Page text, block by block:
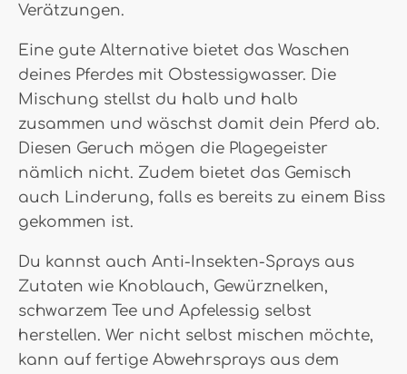
Verätzungen.
Eine gute Alternative bietet das Waschen
deines Pferdes mit Obstessigwasser. Die
Mischung stellst du halb und halb
zusammen und wäschst damit dein Pferd ab.
Diesen Geruch mögen die Plagegeister
nämlich nicht. Zudem bietet das Gemisch
auch Linderung, falls es bereits zu einem Biss
gekommen ist.
Du kannst auch Anti-Insekten-Sprays aus
Zutaten wie Knoblauch, Gewürznelken,
schwarzem Tee und Apfelessig selbst
herstellen. Wer nicht selbst mischen möchte,
kann auf fertige Abwehrsprays aus dem